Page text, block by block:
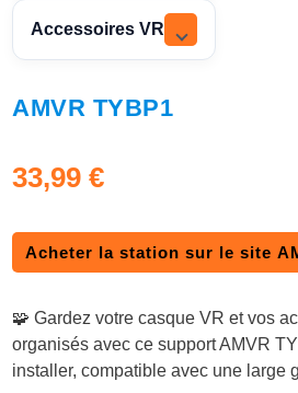
Accessoires VR
AMVR TYBP1
33,99€
Acheter la station sur le site
🧩 Gardez votre casque VR et vos
organisés avec ce support AMVR
installer, compatible avec une large